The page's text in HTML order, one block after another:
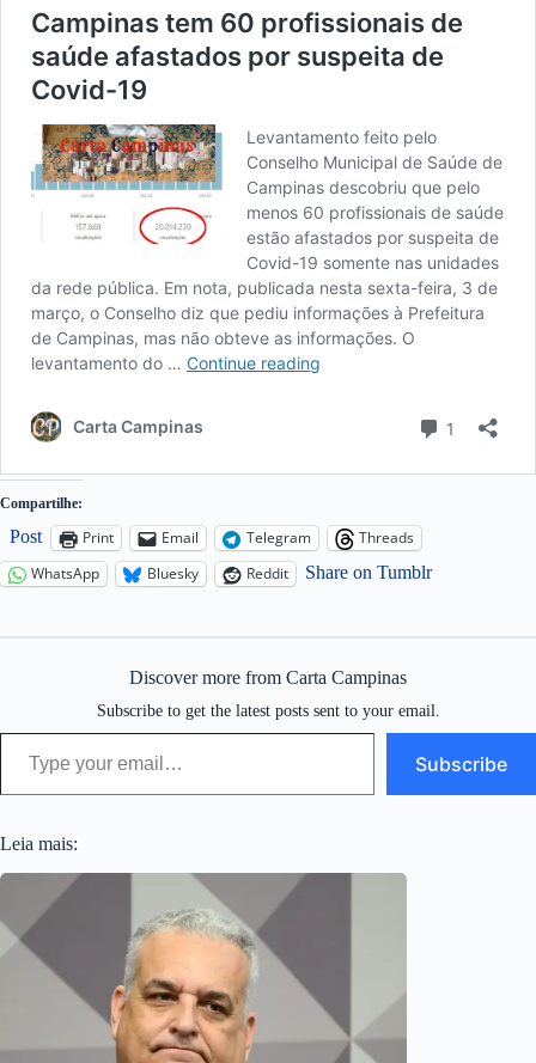
Compartilhe:
Post Print Email Telegram
Threads
WhatsApp
Bluesky Reddit Share on Tumblr
Discover more from Carta Campinas
Subscribe to get the latest posts sent to your email.
Type your email…
Subscribe
Leia mais: